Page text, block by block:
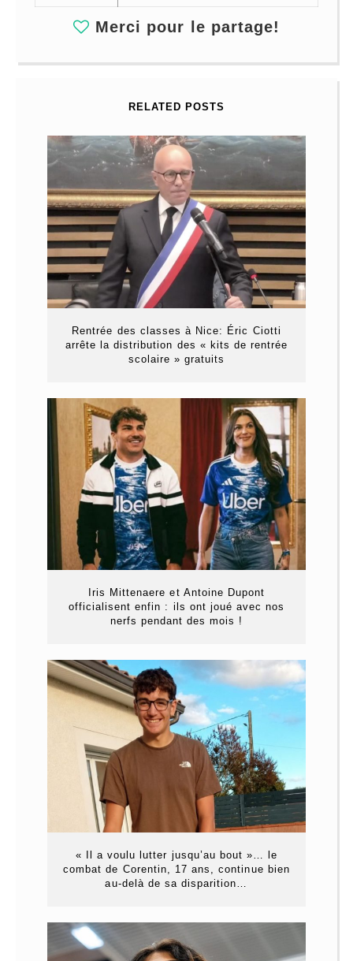
Merci pour le partage!
RELATED POSTS
Rentrée des classes à Nice: Éric Ciotti
arrête la distribution des « kits de rentrée
scolaire » gratuits
Iris Mittenaere et Antoine Dupont
officialisent enfin : ils ont joué avec nos
nerfs pendant des mois !
« Il a voulu lutter jusqu’au bout »… le
combat de Corentin, 17 ans, continue bien
au-delà de sa disparition…